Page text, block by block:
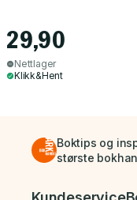
29,90
Nettlager
Klikk&Hent
Boktips og
største
Bunnmeny